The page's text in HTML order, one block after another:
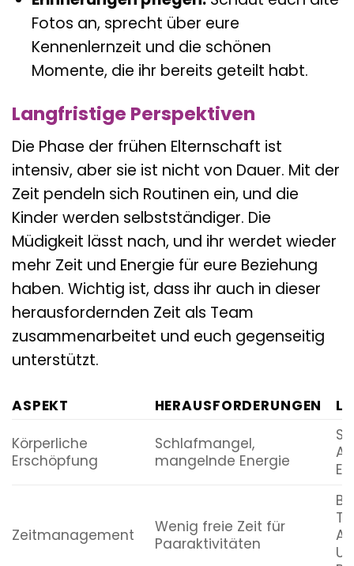
Fotos an, sprecht über eure
Kennenlernzeit und die schönen
Momente, die ihr bereits geteilt habt.
Langfristige Perspektiven
Die Phase der frühen Elternschaft ist
intensiv, aber sie ist nicht von Dauer. Mit der
Zeit pendeln sich Routinen ein, und die
Kinder werden selbstständiger. Die
Müdigkeit lässt nach, und ihr werdet wieder
mehr Zeit und Energie für eure Beziehung
haben. Wichtig ist, dass ihr auch in dieser
herausfordernden Zeit als Team
zusammenarbeitet und euch gegenseitig
unterstützt.
ASPEKT HERAUSFORDERUNGEN
Körperliche
Erschöpfung
Schlafmangel,
mangelnde Energie
Zeitmanagement
Wenig freie Zeit für
Paaraktivitäten